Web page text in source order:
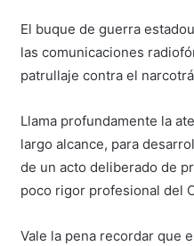
El buque de guerra
las comunicaciones
patrullaje contra el
Llama profundamente la
largo alcance, para
de un acto deliberado de
poco rigor profesional del
Vale la pena recordar que